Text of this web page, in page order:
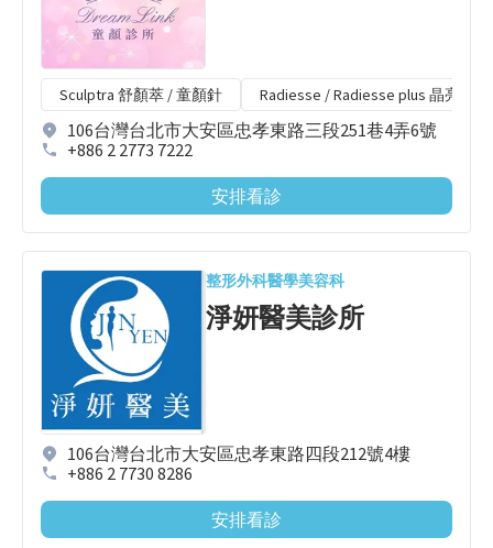
Sculptra 舒顏萃 / 童顏針 Radiesse / Radiesse plus 晶亮瓷 /
106台灣台北市大安區忠孝東路三段251巷4弄6號
+886 2 2773 7222
安排看診
整形外科醫學美容科
淨妍醫美診所
106台灣台北市大安區忠孝東路四段212號4樓
+886 2 7730 8286
安排看診